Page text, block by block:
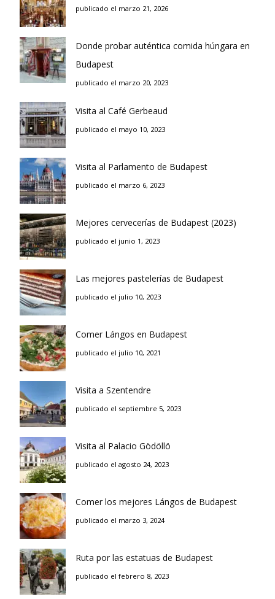
publicado el marzo 21, 2026
Donde probar auténtica comida húngara en
Budapest
publicado el marzo 20, 2023
Visita al Café Gerbeaud
publicado el mayo 10, 2023
Visita al Parlamento de Budapest
publicado el marzo 6, 2023
Mejores cervecerías de Budapest (2023)
publicado el junio 1, 2023
Las mejores pastelerías de Budapest
publicado el julio 10, 2023
Comer Lángos en Budapest
publicado el julio 10, 2021
Visita a Szentendre
publicado el septiembre 5, 2023
Visita al Palacio Gödöllö
publicado el agosto 24, 2023
Comer los mejores Lángos de Budapest
publicado el marzo 3, 2024
Ruta por las estatuas de Budapest
publicado el febrero 8, 2023